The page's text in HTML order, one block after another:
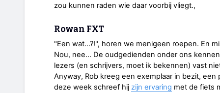
zou kunnen raden wie daar voorbij vliegt.,
Rowan FXT
"Een wat...?!", horen we menigeen roepen. En
Nou, nee... De oudgedienden onder ons
lezers (en schrijvers, moet ik bekennen) vast
Anyway, Rob kreeg een exemplaar in bezit, een
deze week schreef hij zijn ervaring met de fiets